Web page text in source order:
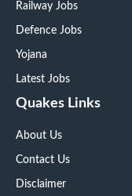
Railway Jobs
Defence Jobs
Yojana
Latest Jobs
Quakes Links
About Us
Contact Us
Disclaimer